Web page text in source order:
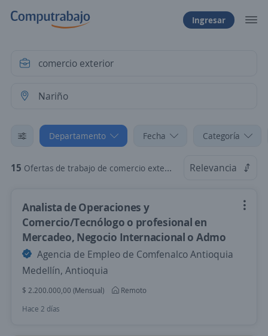
Ingresar
Departamento Fecha Categoría
15 Ofertas de trabajo de comercio exterior en Nariño Relevancia
Analista de Operaciones y
Comercio/Tecnólogo o profesional en
Mercadeo, Negocio Internacional o Admo
Agencia de Empleo de Comfenalco Antioquia
Medellín, Antioquia
$ 2.200.000,00 (Mensual)
Remoto
Hace 2 días